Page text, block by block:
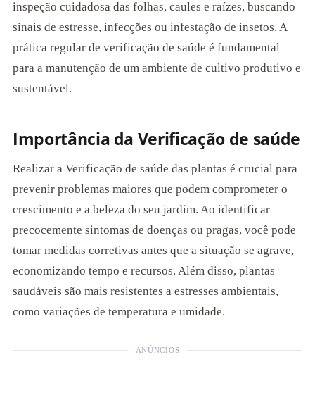
inspeção cuidadosa das folhas, caules e raízes, buscando
sinais de estresse, infecções ou infestação de insetos. A
prática regular de verificação de saúde é fundamental
para a manutenção de um ambiente de cultivo produtivo e
sustentável.
Importância da Verificação de saúde
Realizar a Verificação de saúde das plantas é crucial para
prevenir problemas maiores que podem comprometer o
crescimento e a beleza do seu jardim. Ao identificar
precocemente sintomas de doenças ou pragas, você pode
tomar medidas corretivas antes que a situação se agrave,
economizando tempo e recursos. Além disso, plantas
saudáveis são mais resistentes a estresses ambientais,
como variações de temperatura e umidade.
ANÚNCIOS